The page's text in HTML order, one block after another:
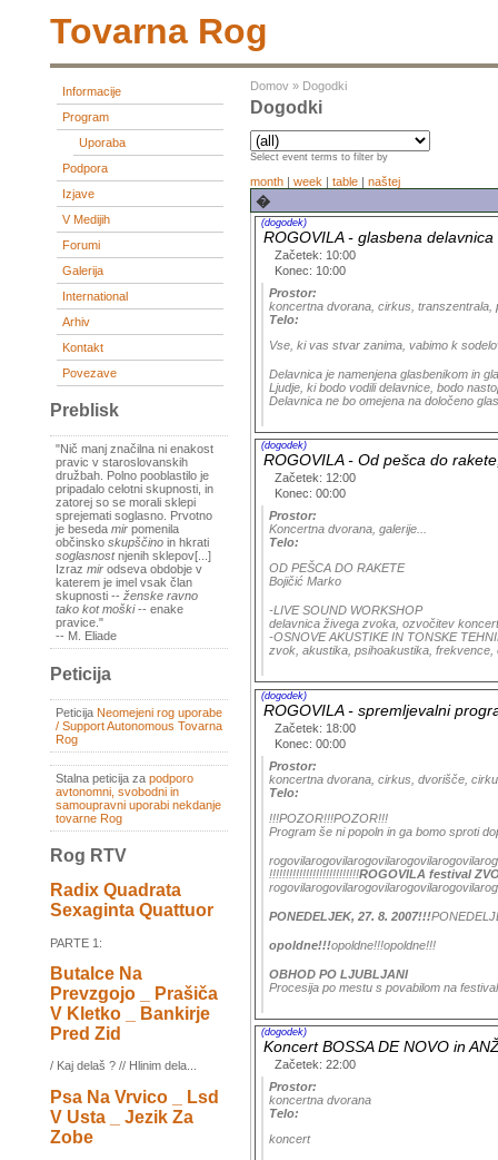
Tovarna Rog
Informacije
Program
Uporaba
Podpora
Izjave
V Medijih
Forumi
Galerija
International
Arhiv
Kontakt
Povezave
Preblisk
"Nič manj značilna ni enakost
pravic v staroslovanskih
družbah. Polno pooblastilo je
pripadalo celotni skupnosti, in
zatorej so se morali sklepi
sprejemati soglasno. Prvotno
je beseda mir pomenila
občinsko skupščino in hkrati
soglasnostnjenih sklepov[...]
Izraz mir odseva obdobje v
katerem je imel vsak član
skupnosti -- ženske ravno
tako kot moški-- enake
pravice."
-- M. Eliade
Peticija
Peticija Neomejeni rog uporabe
/ Support Autonomous Tovarna
Rog
Stalna peticija za podporo
avtonomni, svobodni in
samoupravni uporabi nekdanje
tovarne Rog
Rog RTV
Radix Quadrata
Sexaginta Quattuor
PARTE 1:
Butalce Na
Prevzgojo _ Prašiča
V Kletko _ Bankirje
Pred Zid
/ Kaj delaš ? // Hlinim dela...
Psa Na Vrvico _ Lsd
V Usta _ Jezik Za
Zobe
Domov » Dogodki
Dogodki
Select event terms to filter by
month | week | table | naštej
�
(dogodek)
ROGOVILA - glasbena delavnica
Začetek: 10:00
Konec: 10:00
Prostor:
koncertna dvorana, cirkus, transzentrala,
Telo:
Vse, ki vas stvar zanima, vabimo k
Delavnica je namenjena glasbenikom in
Ljudje, ki bodo vodili delavnice, bodo
Delavnica ne bo omejena na določeno
(dogodek)
ROGOVILA - Od pešca do
Začetek: 12:00
Konec: 00:00
Prostor:
Koncertna dvorana, galerije...
Telo:
OD PEŠCA DO RAKETE
Bojičić Marko
-LIVE SOUND WORKSHOP
delavnica živega zvoka, ozvočitev
-OSNOVE AKUSTIKE IN TONSKE
zvok, akustika, psihoakustika, frekvence,
(dogodek)
ROGOVILA - spremljevalni
Začetek: 18:00
Konec: 00:00
Prostor:
koncertna dvorana, cirkus, dvorišče,
Telo:
!!!POZOR!!!POZOR!!!
Program še ni popoln in ga bomo sproti
!!!!!!!!!!!!!!!!!!!!!!!!!!!ROGOVILA festival
PONEDELJEK, 27. 8. 2007!!!
opoldne!!!opoldne!!!opoldne!!!
OBHOD PO LJUBLJANI
Procesija po mestu s povabilom na
(dogodek)
Koncert BOSSA DE NOVO in
Začetek: 22:00
Prostor:
koncertna dvorana
Telo:
koncert